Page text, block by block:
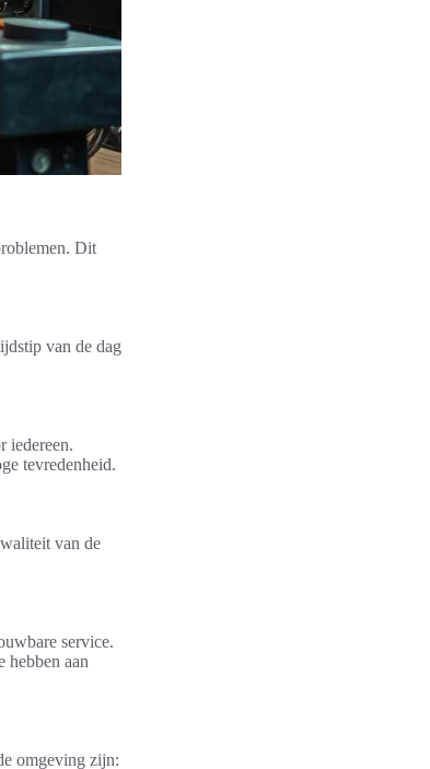
Dit
van de dag
iedereen.
tevredenheid.
van de
service.
hebben aan
omgeving zijn: